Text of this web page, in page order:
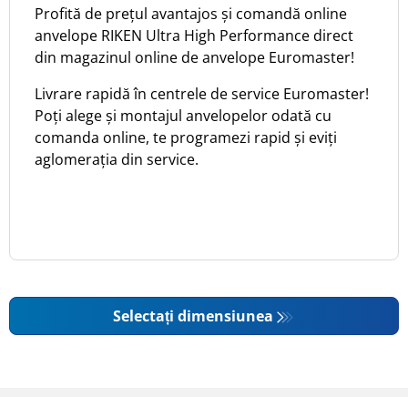
Profită de prețul avantajos și comandă online
anvelope RIKEN Ultra High Performance direct
din magazinul online de anvelope Euromaster!
Livrare rapidă în centrele de service Euromaster!
Poți alege și montajul anvelopelor odată cu
comanda online, te programezi rapid și eviți
aglomerația din service.
Selectați dimensiunea